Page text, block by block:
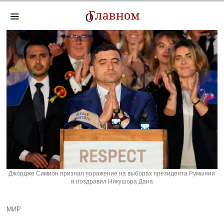
Джордже Симион признал поражение на выборах президента Румынии
и поздравил Никушора Дана
МИР